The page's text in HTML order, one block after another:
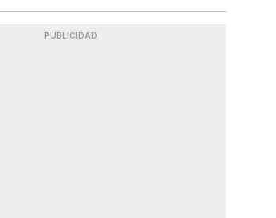
PUBLICIDAD